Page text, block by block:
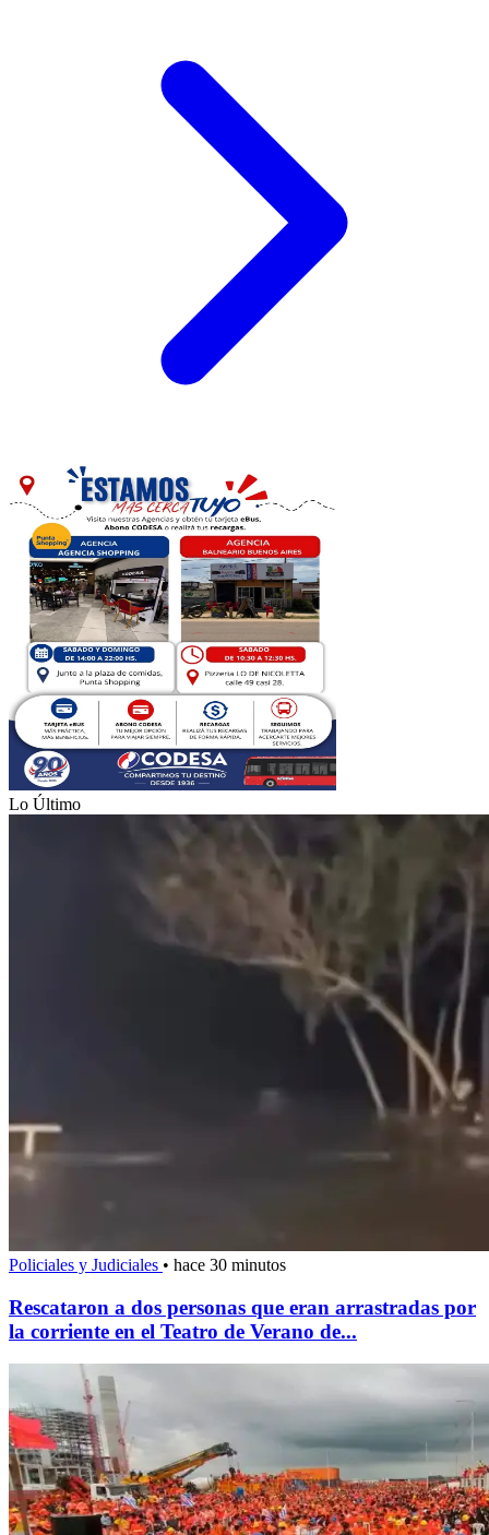
Lo Último
Policiales y Judiciales • hace 30 minutos
Rescataron a dos personas que eran arrastradas por
la corriente en el Teatro de Verano de...